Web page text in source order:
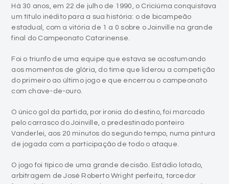
final do Campeonato Catarinense.
Foi o triunfo de uma equipe que estava se acostumando
aos momentos de glória, do time que liderou a competição
com chave-de-ouro.
O único gol da partida, por ironia do destino, foi marcado
pelo carrasco do Joinville, o predestinado ponteiro
de jogada com a participação de todo o ataque.
O jogo foi típico de uma grande decisão. Estádio lotado,
arbitragem de José Roberto Wright perfeita, torcedor
sendo premiado o melhor. Afinal, o Criciúma terminou o
campeonato com uma invencibilidade de 28 partidas, o